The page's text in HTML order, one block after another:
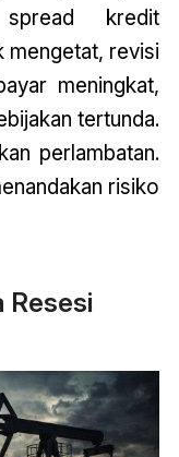
spread kredit
mengetat, revisi
meningkat,
tertunda.
perlambatan.
risiko
Resesi